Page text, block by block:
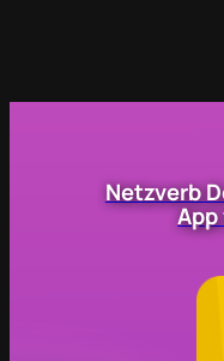
Netzverb